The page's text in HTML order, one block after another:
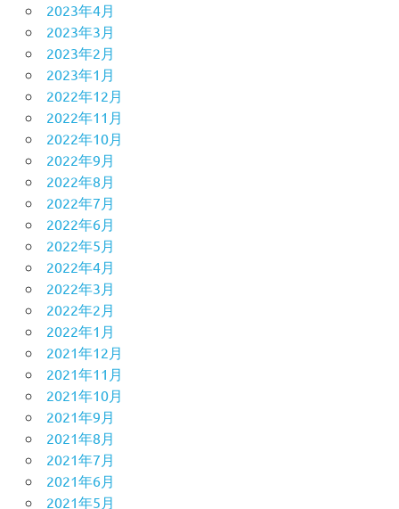
2023年4月
2023年3月
2023年2月
2023年1月
2022年12月
2022年11月
2022年10月
2022年9月
2022年8月
2022年7月
2022年6月
2022年5月
2022年4月
2022年3月
2022年2月
2022年1月
2021年12月
2021年11月
2021年10月
2021年9月
2021年8月
2021年7月
2021年6月
2021年5月